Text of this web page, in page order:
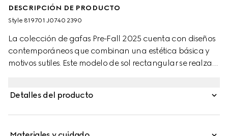
DESCRIPCIÓN DE PRODUCTO
Style ‎819701 J0740 2390
La colección de gafas Pre-Fall 2025 cuenta con diseños
contemporáneos que combinan una estética básica y
motivos sutiles. Este modelo de sol rectangular se realza
Detalles del producto